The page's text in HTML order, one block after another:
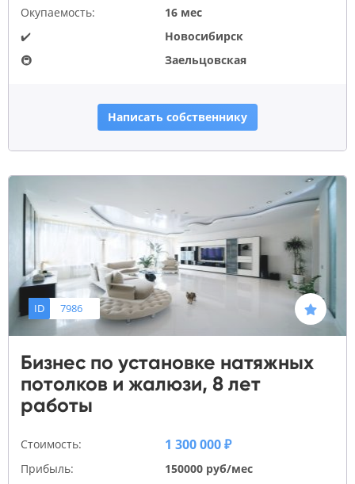
Окупаемость:
16 мес
✔️
Новосибирск
🚇
Заельцовская
Написать собственнику
ID 7986
Бизнес по установке натяжных
потолков и жалюзи, 8 лет
работы
Стоимость: 1 300 000 ₽
Прибыль:
150000 руб/мес